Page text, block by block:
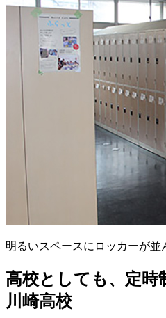
明るいスペースにロッカーが並
高校としても、定時
川崎高校